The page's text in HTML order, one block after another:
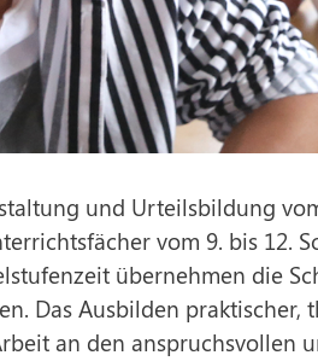
und Urteilsbildung
vom 9. bis 12.
übernehmen die
Das Ausbilden
an den anspruchsvollen